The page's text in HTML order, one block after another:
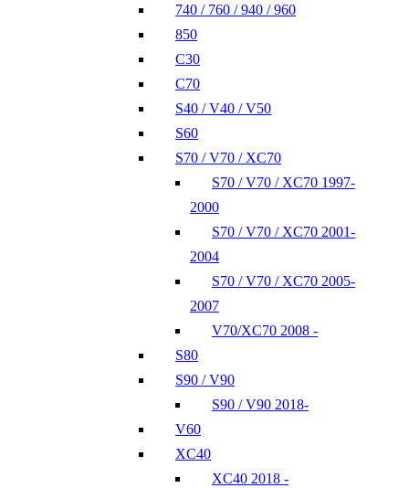
740 / 760 / 940 / 960
850
C30
C70
S40 / V40 / V50
S60
S70 / V70 / XC70
S70 / V70 / XC70 1997-
2000
S70 / V70 / XC70 2001-
2004
S70 / V70 / XC70 2005-
2007
V70/XC70 2008 -
S80
S90 / V90
S90 / V90 2018-
V60
XC40
XC40 2018 -